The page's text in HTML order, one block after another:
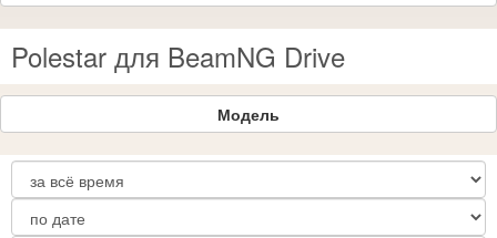
Polestar для BeamNG Drive
Модель